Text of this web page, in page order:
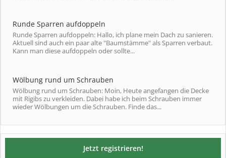
Runde Sparren aufdoppeln
Runde Sparren aufdoppeln: Hallo, ich plane mein Dach zu sanieren.
Aktuell sind auch ein paar alte "Baumstämme" als Sparren verbaut.
Kann man diese aufdoppeln oder sollte...
Wölbung rund um Schrauben
Wölbung rund um Schrauben: Moin, Heute angefangen die Decke
mit Rigibs zu verkleiden. Dabei habe ich beim Schrauben immer
wieder Wölbungen um die Schrauben. Finde das...
Jetzt registrieren!